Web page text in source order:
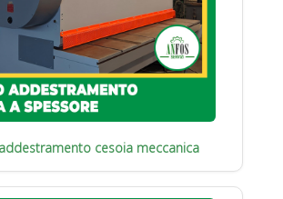
cesoia meccanica